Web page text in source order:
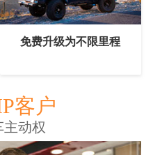
免费升级为不限里程
客户
动权